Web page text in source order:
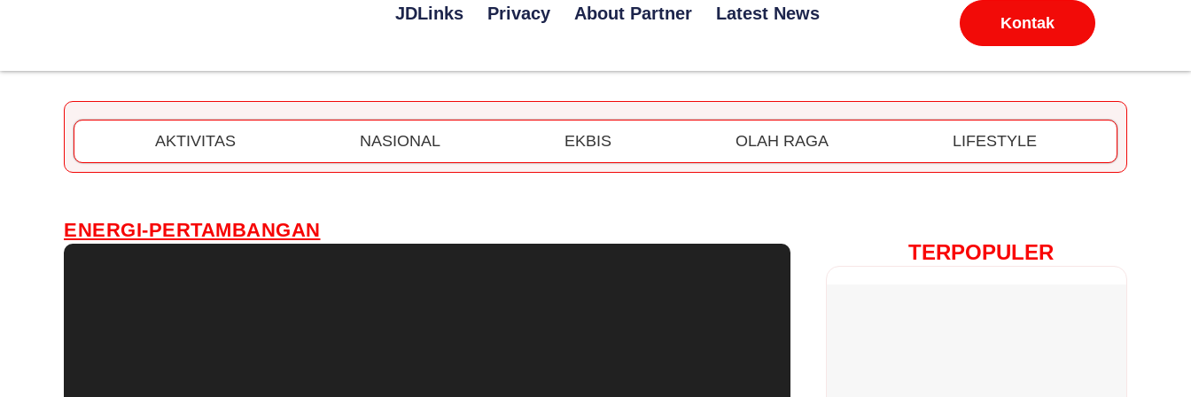
JDLinks Privacy About Partner Latest News Kontak
AKTIVITAS NASIONAL EKBIS OLAH RAGA LIFESTYLE
ENERGI-PERTAMBANGAN
TERPOPULER